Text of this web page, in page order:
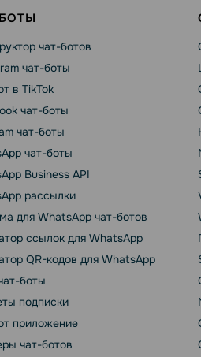
чат-ботов
чат-боты
в TikTok
чат-боты
чат-боты
чат-боты
Business API
рассылки
для WhatsApp чат-ботов
ссылок для WhatsApp
QR-кодов для WhatsApp
боты
подписки
приложение
чат-ботов